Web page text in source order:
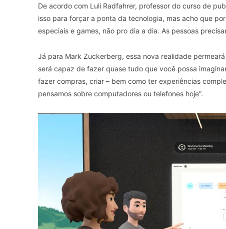
De acordo com Luli Radfahrer, professor do curso de
isso para forçar a ponta da tecnologia, mas acho que
especiais e games, não pro dia a dia. As pessoas
Já para Mark Zuckerberg, essa nova realidade
será capaz de fazer quase tudo que você possa
fazer compras, criar – bem como ter experiências
pensamos sobre computadores ou telefones hoje”.